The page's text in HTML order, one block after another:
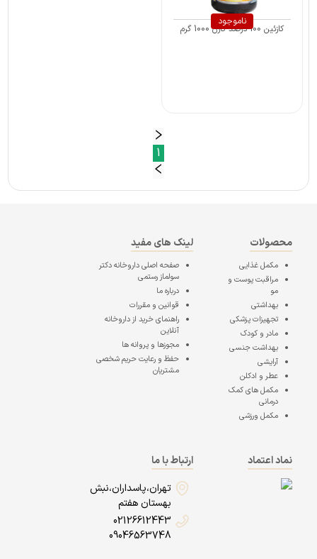
ناموجود
کازئین 100 درصد کارن 1000 گرم
1
محصولات
مکمل غذایی
مراقبت پوست و
مو
بهداشتی
تجهیزات پزشکی
مادر و کودک
بهداشت جنسی
آرایشی
عطر و ادکلن
مکمل های کمک
درمانی
مکمل ورزشی
لینک های مفید
صفحه اصلیداروخانه دکتر
سولماز رستمی
درباره ما
قوانین و مقررات
راهنمای خرید از داروخانه
آنلاین
مجوزها و پروانه ها
حفظ و رعایت حریم شخصی
مشتریان
نماد اعتماد
ارتباط با ما
تهران،پاسداران،نبش
بهستان هفتم
02126612443
09046563748